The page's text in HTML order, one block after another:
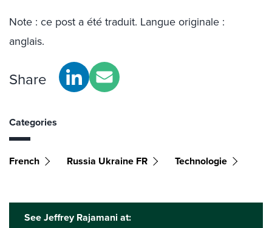
Note : ce post a été traduit. Langue originale :
anglais.
Share
Categories
French Russia Ukraine FR Technologie
See Jeffrey Rajamani at: